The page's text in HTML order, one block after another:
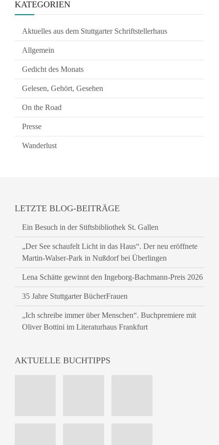
KATEGORIEN
Aktuelles aus dem Stuttgarter Schriftstellerhaus
Allgemein
Gedicht des Monats
Gelesen, Gehört, Gesehen
On the Road
Presse
Wanderlust
LETZTE BLOG-BEITRÄGE
Ein Besuch in der Stiftsbibliothek St. Gallen
„Der See schaufelt Licht in das Haus“. Der neu eröffnete
Martin-Walser-Park in Nußdorf bei Überlingen
Lena Schätte gewinnt den Ingeborg-Bachmann-Preis 2026
35 Jahre Stuttgarter BücherFrauen
„Ich schreibe immer über Menschen“. Buchpremiere mit
Oliver Bottini im Literaturhaus Frankfurt
AKTUELLE BUCHTIPPS